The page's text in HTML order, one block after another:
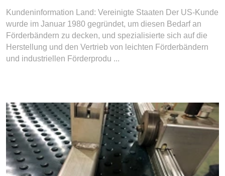
Kundeninformation Land: Vereinigte Staaten Der US-Kunde
wurde im Januar 1980 gegründet, um diesen Bedarf an
Förderbändern zu decken, und spezialisierte sich auf die
Herstellung und den Vertrieb von leichten Förderbändern
und industriellen Förderprodu ...